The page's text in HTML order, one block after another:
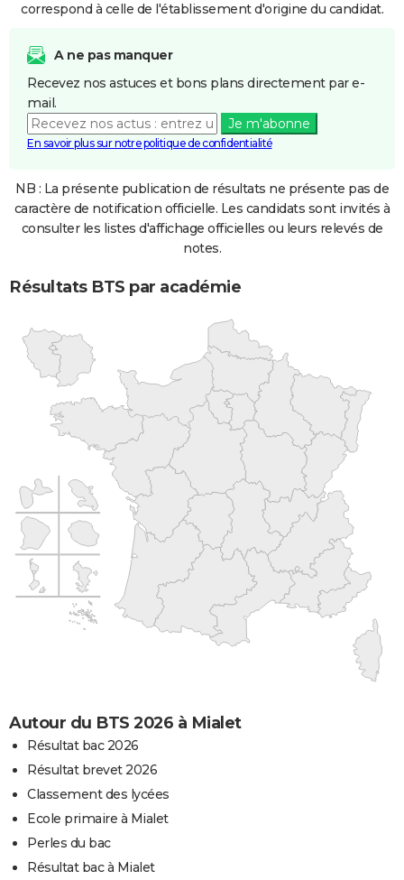
correspond à celle de l'établissement d'origine du candidat.
A ne pas manquer
Recevez nos astuces et bons plans directement par e-
mail.
Je m'abonne
En savoir plus sur notre politique de confidentialité
NB : La présente publication de résultats ne présente pas de
caractère de notification officielle. Les candidats sont invités à
consulter les listes d'affichage officielles ou leurs relevés de
notes.
Résultats BTS par académie
Autour du BTS 2026 à Mialet
Résultat bac 2026
Résultat brevet 2026
Classement des lycées
Ecole primaire à Mialet
Perles du bac
Résultat bac à Mialet